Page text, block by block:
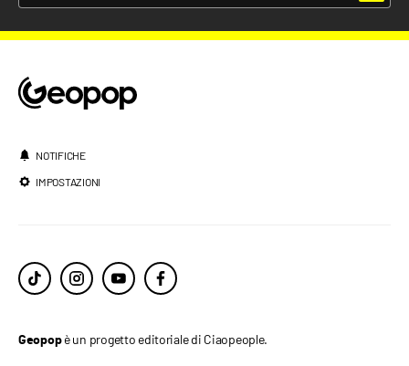
NOTIFICHE
IMPOSTAZIONI
Geopopè un progetto editoriale di Ciaopeople.